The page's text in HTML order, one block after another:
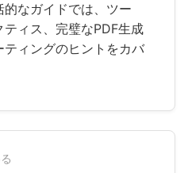
なガイドでは、ツー
ィス、完璧なPDF生成
ィングのヒントをカバ